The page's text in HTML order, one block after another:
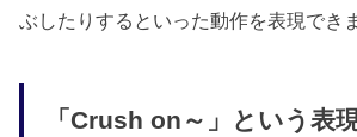
ぶしたりするといった動作を表現でき
「Crush on～」という表